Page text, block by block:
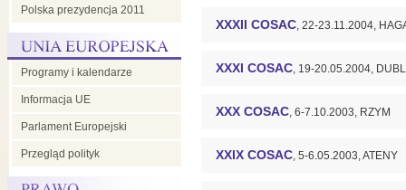
Polska prezydencja 2011
Programy i kalendarze
Informacja UE
Parlament Europejski
Przegląd polityk
XXXII COSAC, 22-23.11.2004,
XXXI COSAC, 19-20.05.2004,
XXX COSAC, 6-7.10.2003, RZYM
XXIX COSAC, 5-6.05.2003, ATENY